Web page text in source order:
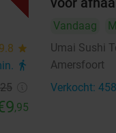
9.8 star
directions_walk
,95
Vandaag
Umai Sushi
Amersfoort
Verkocht: 458
10 11
18
24 25